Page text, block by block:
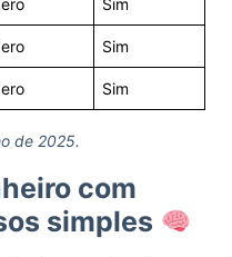
Sim
Sim
Sim
de 2025.
com
simples